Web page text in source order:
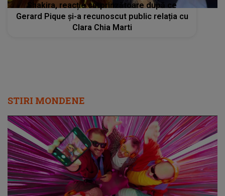
Shakira, reacție surprinzătoare după ce
Gerard Pique și-a recunoscut public relația cu
Clara Chia Marti
STIRI MONDENE